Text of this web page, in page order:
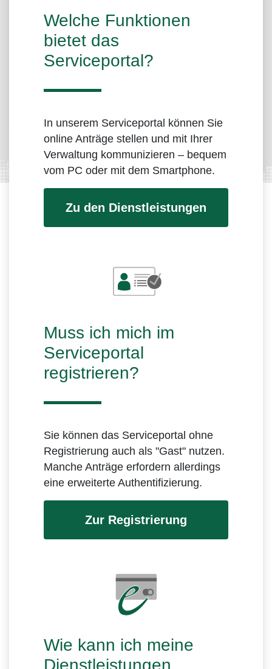
Welche Funktionen
bietet das
Serviceportal?
In unserem Serviceportal können Sie
online Anträge stellen und mit Ihrer
Verwaltung kommunizieren – bequem
vom PC oder mit dem Smartphone.
Zu den Dienstleistungen
Muss ich mich im
Serviceportal
registrieren?
Sie können das Serviceportal ohne
Registrierung auch als "Gast" nutzen.
Manche Anträge erfordern allerdings
eine erweiterte Authentifizierung.
Zur Registrierung
Wie kann ich meine
Dienstleistungen